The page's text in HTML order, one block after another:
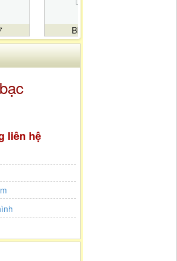
BIỂN ĐÈN LED 08
liên hệ